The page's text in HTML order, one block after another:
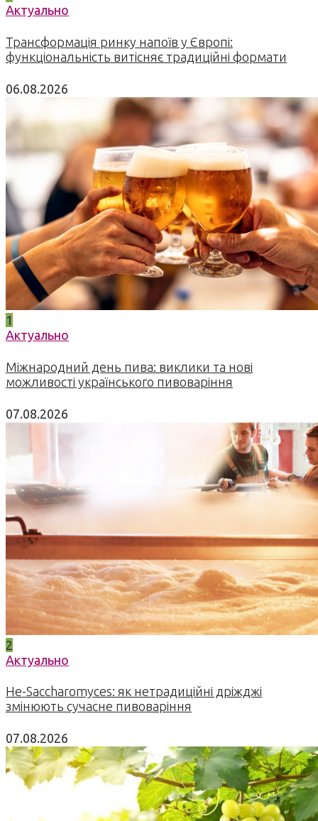
Актуально
Трансформація ринку напоїв у Європі:
функціональність витісняє традиційні формати
06.08.2026
1
Актуально
Міжнародний день пива: виклики та нові
можливості українського пивоваріння
07.08.2026
2
Актуально
Не-Saccharomyces: як нетрадиційні дріжджі
змінюють сучасне пивоваріння
07.08.2026